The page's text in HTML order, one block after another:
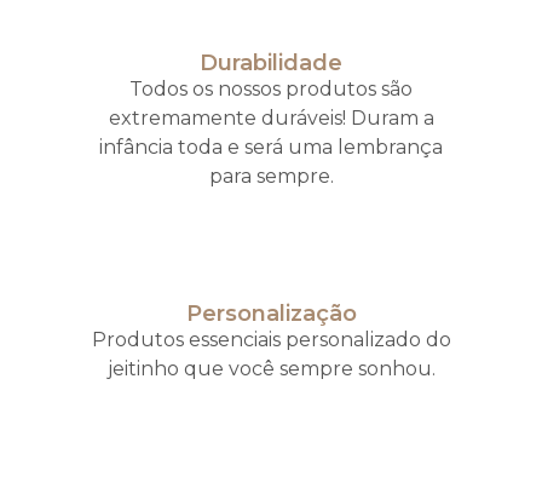
Durabilidade
Todos os nossos produtos são
extremamente duráveis! Duram a
infância toda e será uma lembrança
para sempre.
Personalização
Produtos essenciais personalizado do
jeitinho que você sempre sonhou.